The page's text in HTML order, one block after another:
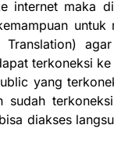
internet maka
untuk
Translation)
terkoneksi
yang
sudah
diakses